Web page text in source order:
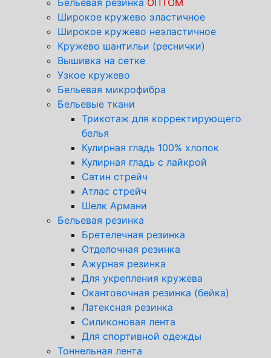
Широкое кружево эластичное
Широкое кружево неэластичное
Кружево шантильи (реснички)
Вышивка на сетке
Узкое кружево
Бельевая микрофибра
Бельевые ткани
Трикотаж для корректирующего
белья
Кулирная гладь 100% хлопок
Кулирная гладь с лайкрой
Сатин стрейч
Атлас стрейч
Шелк Армани
Бельевая резинка
Бретелечная резинка
Отделочная резинка
Ажурная резинка
Для укрепления кружева
Окантовочная резинка (бейка)
Латексная резинка
Силиконовая лента
Для спортивной одежды
Тоннельная лента